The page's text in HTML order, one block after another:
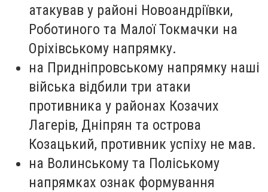
атакував у районі Новоандріївки,
Роботиного та Малої Токмачки на
Оріхівському напрямку.
на Придніпровському напрямку наші
війська відбили три атаки
противника у районах Козачих
Лагерів, Дніпрян та острова
Козацький, противник успіху не мав.
на Волинському та Поліському
напрямках ознак формування